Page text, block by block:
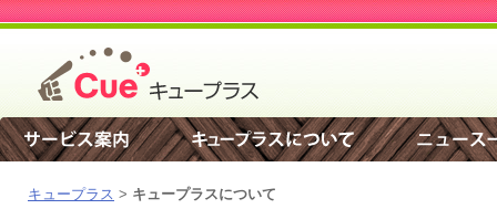
キュープラス > キュープラスについて